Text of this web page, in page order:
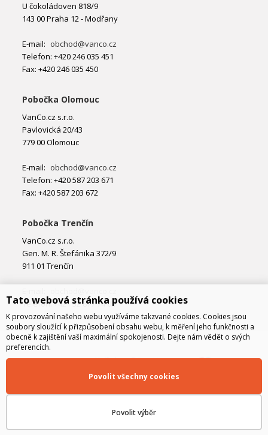
U čokoládoven 818/9
143 00 Praha 12 - Modřany
E-mail: obchod@vanco.cz
Telefon: +420 246 035 451
Fax: +420 246 035 450
Pobočka Olomouc
VanCo.cz s.r.o.
Pavlovická 20/43
779 00 Olomouc
E-mail: obchod@vanco.cz
Telefon: +420 587 203 671
Fax: +420 587 203 672
Pobočka Trenčín
VanCo.cz s.r.o.
Gen. M. R. Štefánika 372/9
911 01 Trenčín
Telefon: +421 32 877 74 02
Tato webová stránka používá cookies
K provozování našeho webu využíváme takzvané cookies. Cookies jsou
soubory sloužící k přizpůsobení obsahu webu, k měření jeho funkčnosti a
obecně k zajištění vaší maximální spokojenosti. Dejte nám vědět o svých
preferencích.
Povolit výběr
Povolit všechny cookies